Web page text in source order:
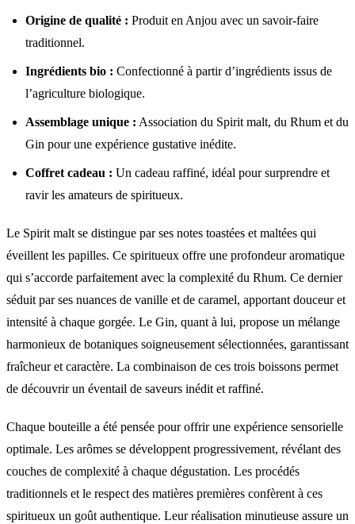
Origine de qualité : Produit en Anjou avec un savoir-faire
traditionnel.
Ingrédients bio : Confectionné à partir d’ingrédients issus de
l’agriculture biologique.
Assemblage unique : Association du Spirit malt, du Rhum et du
Gin pour une expérience gustative inédite.
Coffret cadeau : Un cadeau raffiné, idéal pour surprendre et
ravir les amateurs de spiritueux.
Le Spirit malt se distingue par ses notes toastées et maltées qui
éveillent les papilles. Ce spiritueux offre une profondeur aromatique
qui s’accorde parfaitement avec la complexité du Rhum. Ce dernier
séduit par ses nuances de vanille et de caramel, apportant douceur et
intensité à chaque gorgée. Le Gin, quant à lui, propose un mélange
harmonieux de botaniques soigneusement sélectionnées, garantissant
fraîcheur et caractère. La combinaison de ces trois boissons permet
de découvrir un éventail de saveurs inédit et raffiné.
Chaque bouteille a été pensée pour offrir une expérience sensorielle
optimale. Les arômes se développent progressivement, révélant des
couches de complexité à chaque dégustation. Les procédés
traditionnels et le respect des matières premières confèrent à ces
spiritueux un goût authentique. Leur réalisation minutieuse assure un